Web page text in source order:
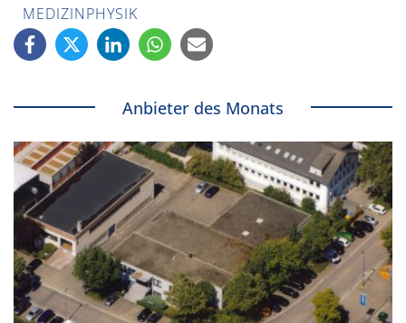
MEDIZINPHYSIK
Anbieter des Monats